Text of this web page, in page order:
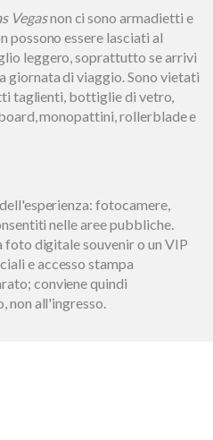
Vegasnon ci sono armadietti e
possono essere lasciati al
leggero, soprattutto se arrivi
giornata di viaggio. Sono vietati
taglienti, bottiglie di vetro,
monopattini, rollerblade e
fotocamere,
nelle aree pubbliche.
digitale souvenir o un VIP
e accesso stampa
conviene quindi
non all'ingresso.